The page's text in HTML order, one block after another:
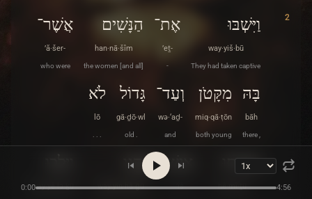
2 וַיִּשְׁבּוּ
way·yiš·bū
They had taken captive
אֶת־
’eṯ-
-
הַנָּשִׁים
han·nā·šîm
the women [and all]
אֲשֶׁר־
’ă·šer-
who were
בָּהּ
bāh
there ,
מִקָּטֹן
miq·qā·ṭōn
both young
וְעַד־
wə·‘aḏ-
and
גָּדוֹל
gā·ḏō·wl
old .
לֹא
lō
. . .
הֵמִיתוּ
hê·mî·ṯū
אִישׁ
’îš
וַיִּֽנְהֲגוּ
way·yin·hă·ḡū
way·yê·lə·ḵū
0:00 4:56